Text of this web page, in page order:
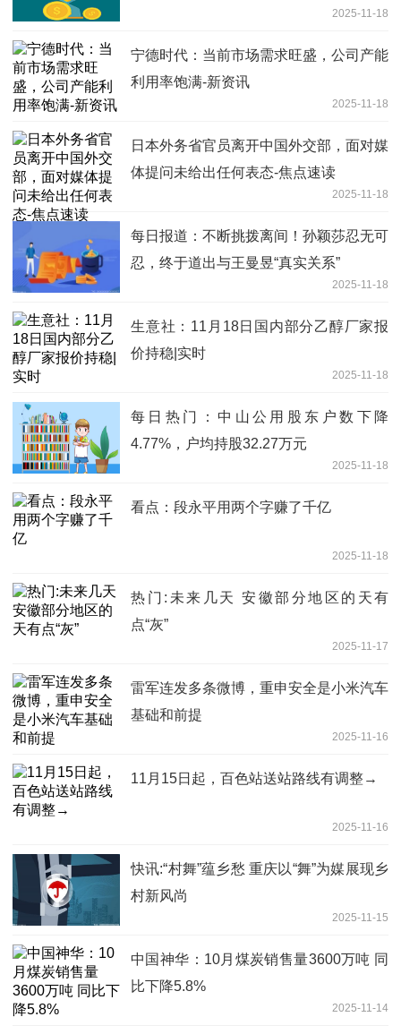
2025-11-18
宁德时代：当前市场需求旺盛，公司产能
利用率饱满-新资讯
2025-11-18
日本外务省官员离开中国外交部，面对媒
体提问未给出任何表态-焦点速读
2025-11-18
每日报道：不断挑拨离间！孙颖莎忍无可
忍，终于道出与王曼昱“真实关系”
2025-11-18
生意社：11月18日国内部分乙醇厂家报
价持稳|实时
2025-11-18
每日热门：中山公用股东户数下降
4.77%，户均持股32.27万元
2025-11-18
看点：段永平用两个字赚了千亿
2025-11-18
热门:未来几天 安徽部分地区的天有
点“灰”
2025-11-17
雷军连发多条微博，重申安全是小米汽车
基础和前提
2025-11-16
11月15日起，百色站送站路线有调整→
2025-11-16
快讯:“村舞”蕴乡愁 重庆以“舞”为媒展现乡
村新风尚
2025-11-15
中国神华：10月煤炭销售量3600万吨 同
比下降5.8%
2025-11-14